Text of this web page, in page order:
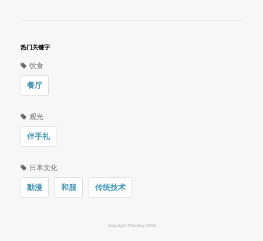
热门关键字
饮食
餐厅
观光
伴手礼
日本文化
動漫 和服 传统技术
Copyright ©Oookey 2019